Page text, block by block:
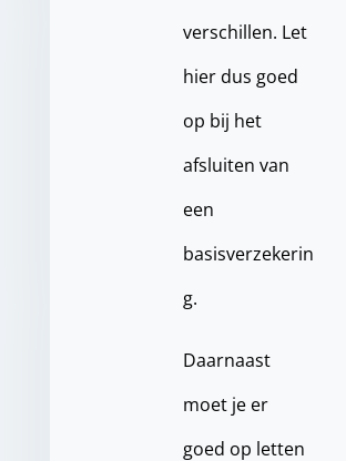
verschillen. Let
hier dus goed
op bij het
afsluiten van
een
basisverzekerin
g.
Daarnaast
moet je er
goed op letten